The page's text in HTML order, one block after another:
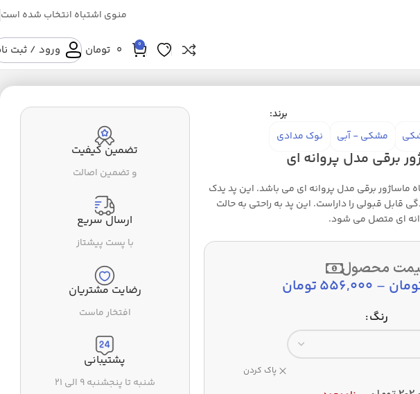
منوی اشتباه انتخاب شده است
0
0 تومان ورود / ثبت
برند:
مشکی - آبی نوک مدادی
برقی مدل پروانه ای
ماساژور برقی مدل پروانه ای می باشد. این پد یدک
قابل قبولی را داراست. این پد به راحتی به حالت
ای متصل می شود.
محصول
–
556,000تومان
رنگ
پاک کردن
تضمین کیفیت
و تضمین اصالت
ارسال سریع
با پست پیشتاز
رضایت مشتریان
افتخار ماست
پشتیبانی
شنبه تا پنجشنبه ۹ الی ۲۱